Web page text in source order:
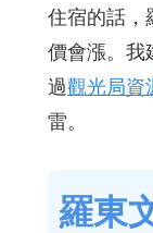
住宿的話，
價會漲。我
過觀光局資
雷。
羅東